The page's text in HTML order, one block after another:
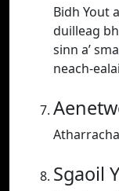
Bidh Yout
duilleag
sinn a’
neach-
Sgaoil